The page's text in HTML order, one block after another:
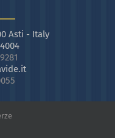
Asti - Italy